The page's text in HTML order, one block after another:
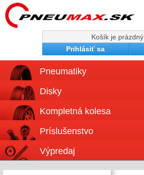
Košík je prázdný
Prihlásiť sa
Pneumatiky
Disky
Kompletná kolesa
Príslušenstvo
Výpredaj